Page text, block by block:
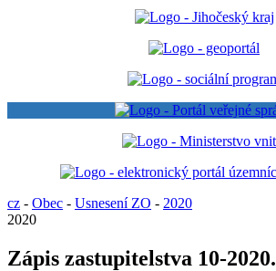
cz - Obec - Usnesení ZO - 2020
2020
Zápis zastupitelstva 10-2020.